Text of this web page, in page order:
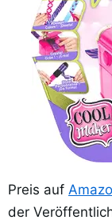
Preis auf
der